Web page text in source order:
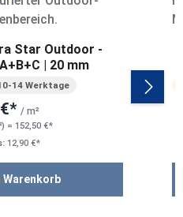
Star Outdoor -
| 20 mm
14 Werktage
/ m²
= 152,50 €*
12,90 €*
Warenkorb